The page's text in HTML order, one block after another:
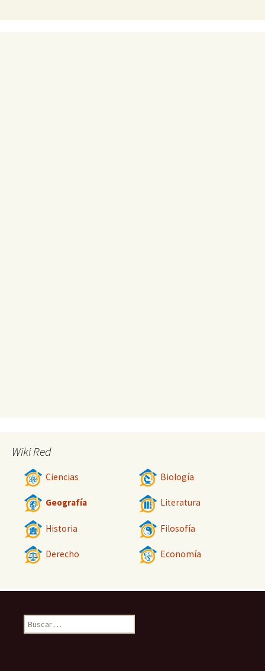
Wiki Red
Ciencias Biología
Geografía Literatura
Historia Filosofía
Derecho Economía
Buscar: